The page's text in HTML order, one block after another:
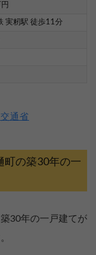
実籾駅 徒歩11分
通省
町の築30年の一
30年の一戸建てが